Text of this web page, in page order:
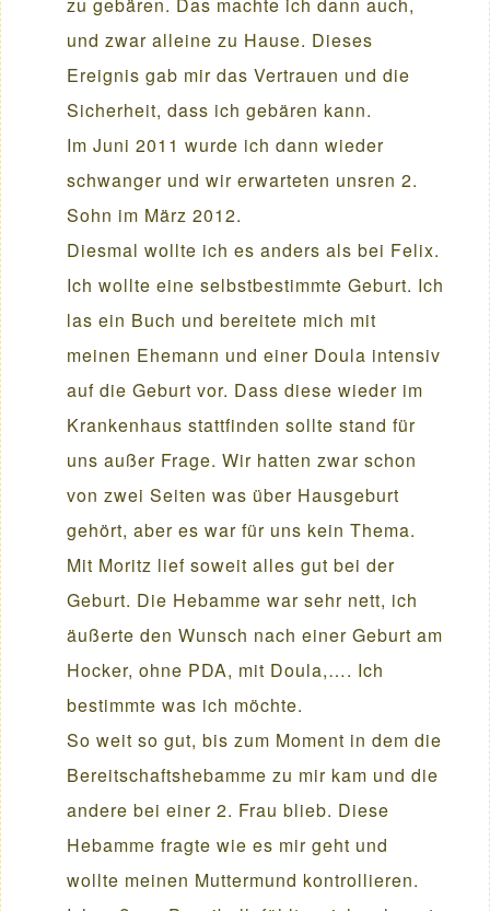
und zwar alleine zu Hause. Dieses
Ereignis gab mir das Vertrauen und die
Sicherheit, dass ich gebären kann.
Im Juni 2011 wurde ich dann wieder
schwanger und wir erwarteten unsren 2.
Sohn im März 2012.
Diesmal wollte ich es anders als bei Felix.
Ich wollte eine selbstbestimmte Geburt. Ich
las ein Buch und bereitete mich mit
meinen Ehemann und einer Doula intensiv
auf die Geburt vor. Dass diese wieder im
Krankenhaus stattfinden sollte stand für
uns außer Frage. Wir hatten zwar schon
von zwei Seiten was über Hausgeburt
gehört, aber es war für uns kein Thema.
Mit Moritz lief soweit alles gut bei der
Geburt. Die Hebamme war sehr nett, ich
äußerte den Wunsch nach einer Geburt am
Hocker, ohne PDA, mit Doula,…. Ich
bestimmte was ich möchte.
So weit so gut, bis zum Moment in dem die
Bereitschaftshebamme zu mir kam und die
andere bei einer 2. Frau blieb. Diese
Hebamme fragte wie es mir geht und
wollte meinen Muttermund kontrollieren.